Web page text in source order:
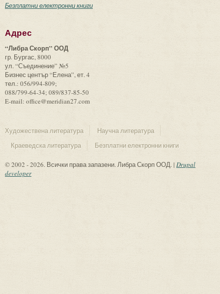
Безплатни електронни книги
Адрес
“Либра Скорп” ООД
гр. Бургас, 8000
ул. “Съединение” №5
Бизнес център “Елена”, ет. 4
тел.: 056/994-809;
088/799-64-34; 089/837-85-50
E-mail: office@meridian27.com
Художествена литература
Научна литература
Краеведска литература
Безплатни електронни книги
© 2002 - 2026. Всички права запазени. Либра Скорп ООД. | Drupal
developer